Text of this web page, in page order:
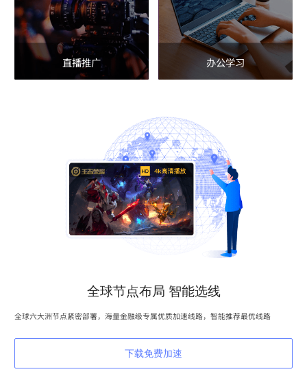
直播推广 办公学习
全球节点布局 智能选线
全球六大洲节点紧密部署，海量金融级专属优质加速线路，智能推荐最优线路
下载免费加速